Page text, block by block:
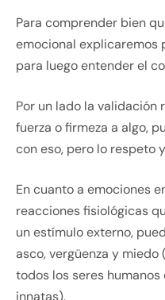
Para comprender bien
emocional explicaremos
para luego entender el
Por un lado la validación
fuerza o firmeza a algo,
con eso, pero lo respeto
En cuanto a emociones
reacciones fisiológicas
un estímulo externo,
asco, vergüenza y
todos los seres
innatas).